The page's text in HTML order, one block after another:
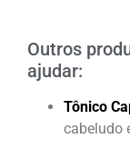
Outros
ajudar:
Tônico
cabeludo